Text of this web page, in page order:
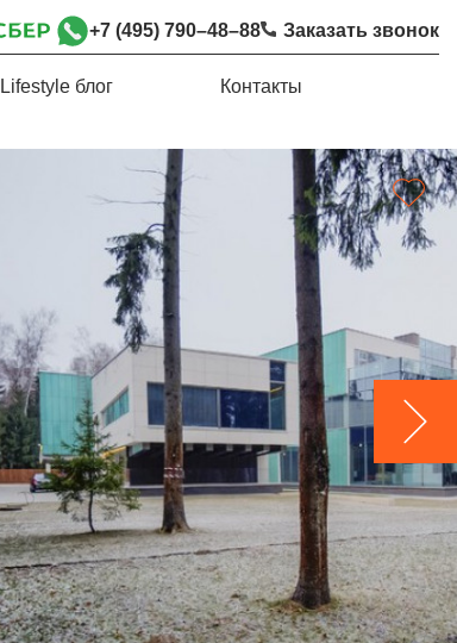
+7 (495) 790–48–88 Заказать звонок
Lifestyle блог Контакты